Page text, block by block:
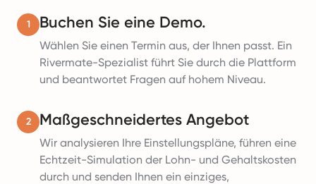
1 Buchen Sie eine Demo.
Wählen Sie einen Termin aus, der Ihnen passt. Ein
Rivermate-Spezialist führt Sie durch die Plattform
und beantwortet Fragen auf hohem Niveau.
2 Maßgeschneidertes Angebot
Wir analysieren Ihre Einstellungspläne, führen eine
Echtzeit-Simulation der Lohn- und Gehaltskosten
durch und senden Ihnen ein einziges,